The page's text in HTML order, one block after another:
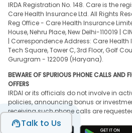
Talk to Us
IRDA Registration No. 148. Care is the
Care Health Insurance Ltd. All Rights
Reg Office - Care Health Insurance
House, Nehru Place, New Delhi-110019 |
| Correspondence Address: Care Health
Tech Square, Tower C, 3rd Floor, Golf
Gurugram - 122009 (Haryana).
BEWARE OF SPURIOUS PHONE CALLS AND
OFFERS
IRDAI or its officials do not involve in
policies, announcing bonus or
receiving such phone calls are
complaint.